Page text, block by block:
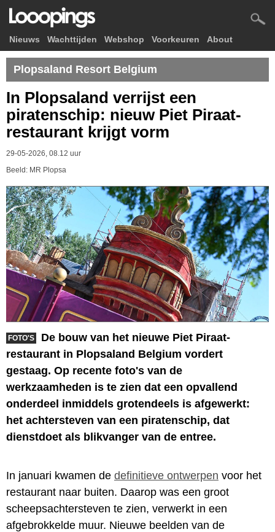
Nieuws Wachttijden Webshop Voorkeuren About
Plopsaland Resort Belgium
In Plopsaland verrijst een
piratenschip: nieuw Piet Piraat-
restaurant krijgt vorm
29-05-2026, 08.12 uur
Beeld: MR Plopsa
FOTO'S
De bouw van het nieuwe Piet Piraat-
restaurant in Plopsaland Belgium vordert
gestaag. Op recente foto's van de
werkzaamheden is te zien dat een opvallend
onderdeel inmiddels grotendeels is afgewerkt:
het achtersteven van een piratenschip, dat
dienstdoet als blikvanger van de entree.
In januari kwamen de definitieve ontwerpen voor het
restaurant naar buiten. Daarop was een groot
scheepsachtersteven te zien, verwerkt in een
afgebrokkelde muur. Nieuwe beelden van de